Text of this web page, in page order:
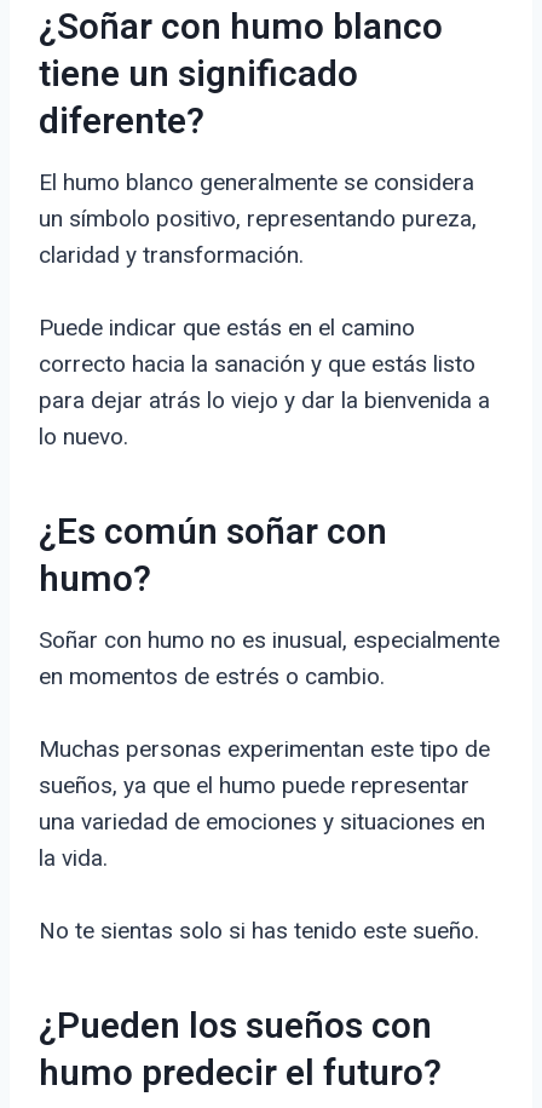
¿Soñar con humo blanco
tiene un significado
diferente?
El humo blanco generalmente se considera
un símbolo positivo, representando pureza,
claridad y transformación.
Puede indicar que estás en el camino
correcto hacia la sanación y que estás listo
para dejar atrás lo viejo y dar la bienvenida a
lo nuevo.
¿Es común soñar con
humo?
Soñar con humo no es inusual, especialmente
en momentos de estrés o cambio.
Muchas personas experimentan este tipo de
sueños, ya que el humo puede representar
una variedad de emociones y situaciones en
la vida.
No te sientas solo si has tenido este sueño.
¿Pueden los sueños con
humo predecir el futuro?